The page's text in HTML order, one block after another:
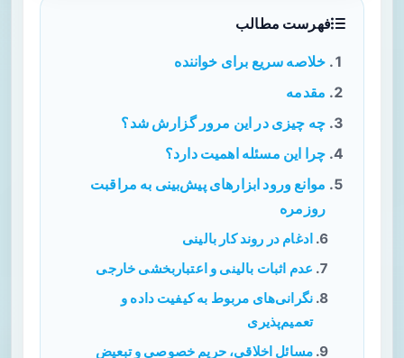
فهرست مطالب
خلاصه سریع برای خواننده
مقدمه
چه چیزی در این مرور گزارش شد؟
چرا این مسئله اهمیت دارد؟
موانع ورود ابزارهای پیش‌بینی به مراقبت
روزمره
ادغام در روند کار بالینی
عدم اثبات بالینی و اعتباربخشی خارجی
نگرانی‌های مربوط به کیفیت داده و
تعمیم‌پذیری
مسائل اخلاقی، حریم خصوصی و تبعیض